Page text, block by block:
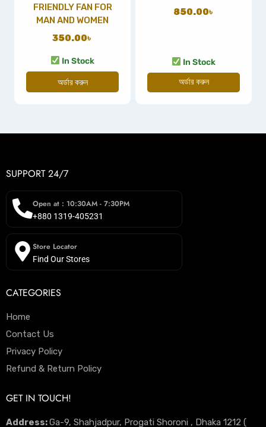
FRIENDLY FAN FOR
MAN AND WOMEN
350.00৳
In Stock
অর্ডার করুন
850.00৳
In Stock
অর্ডার করুন
SUPPORT 24/7
Open at : 10:30AM - 7:30PM
+880 1319-405231
Store Locator
Find Our Stores
CATEGORIES
Home
Contact Us
Privacy Policy
Refund & Return Policy
GET IN TOUCH!
Address:Ga-9, Shahjadpur, Progati Shoroni , Dhaka 1212 (